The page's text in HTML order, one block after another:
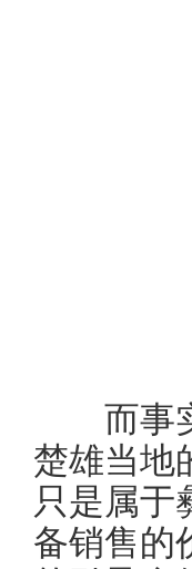
而事实
楚雄当地
只是属于
备销售的